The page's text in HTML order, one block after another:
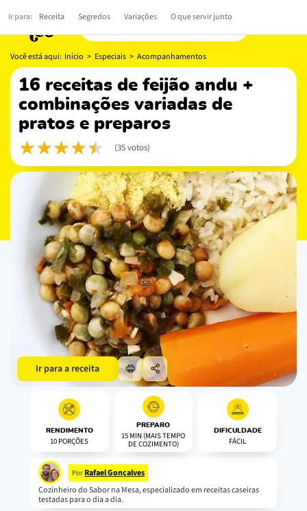
Você está aqui: Início > Especiais > Acompanhamentos
16 receitas de feijão andu +
combinações variadas de
pratos e preparos
(35 votos)
Ir para a receita
RENDIMENTO
10 PORÇÕES
PREPARO
15 MIN (MAIS TEMPO
DE COZIMENTO)
DIFICULDADE
FÁCIL
Por Rafael Gonçalves
Cozinheiro do Sabor na Mesa, especializado em receitas caseiras
testadas para o dia a dia.
Ir para: Receita Segredos Variações O que servir junto